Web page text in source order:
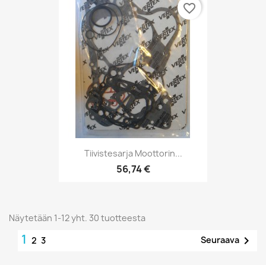
Tiivistesarja Moottorin...
56,74 €
favorite_border
Näytetään 1-12 yht. 30 tuotteesta
1 2 3 Seuraava 